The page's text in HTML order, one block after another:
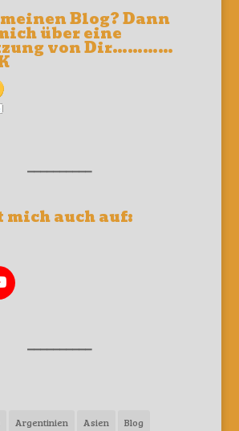
Blog? Dann
über eine
von Dir…………
mich auch auf:
Argentinien Asien Blog